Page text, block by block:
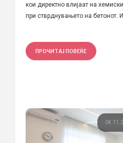
кои директно влијаат на
при стврднувањето на бетонот.
ПРОЧИТАЈ ПОВЕЌЕ